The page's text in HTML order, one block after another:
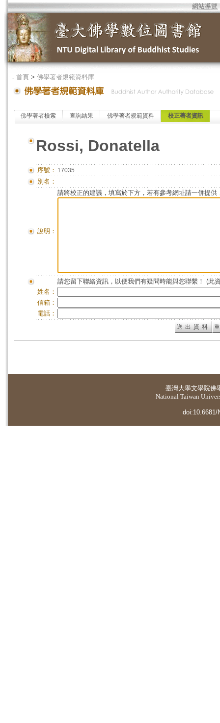
網站導覽
． 首頁 > 佛學著者規範資料庫
佛學著者檢索 查詢結果 佛學著者規範資料 校正著者資訊
Rossi, Donatella
序號： 17035
別名：
說明：
請將校正的建議，填寫於下方，若有參考網址請一併提供
請您留下聯絡資訊，以便我們有疑問時能與您聯繫！ (此
姓名：
信箱：
電話：
臺灣大學文學院佛
National Taiwan
doi:10.6681/